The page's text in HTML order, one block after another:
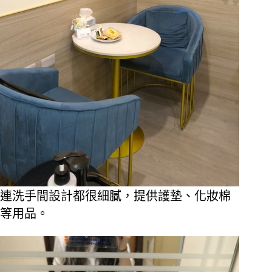
連洗手間設計都很細膩，提供護墊、化妝棉
等用品。